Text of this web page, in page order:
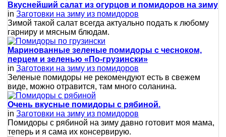
Вкуснейший салат из огурцов и помидоров на зиму
in Заготовки на зиму из помидоров
Зимой такой салат всегда актуально подать к любому
гарниру и мясным блюдам.
Маринованные зеленые помидоры с чесноком,
перцем и зеленью «По-грузински»
in Заготовки на зиму из помидоров
Зеленые помидоры не рекомендуют есть в свежем
виде, можно отравится, там много соланина.
Очень вкусные помидоры с рябиной.
in Заготовки на зиму из помидоров
Помидоры с рябиной на зиму давно готовит моя мама,
теперь и я сама их консервирую.